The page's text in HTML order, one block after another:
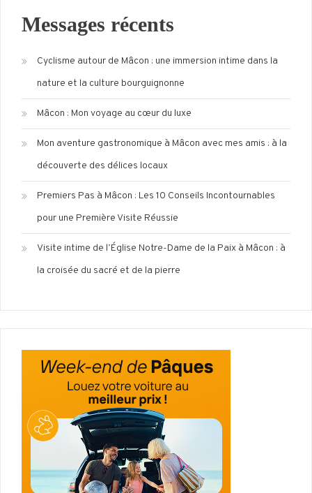
Messages récents
Cyclisme autour de Mâcon : une immersion intime dans la
nature et la culture bourguignonne
Mâcon : Mon voyage au cœur du luxe
Mon aventure gastronomique à Mâcon avec mes amis : à la
découverte des délices locaux
Premiers Pas à Mâcon : Les 10 Conseils Incontournables
pour une Première Visite Réussie
Visite intime de l’Église Notre-Dame de la Paix à Mâcon : à
la croisée du sacré et de la pierre